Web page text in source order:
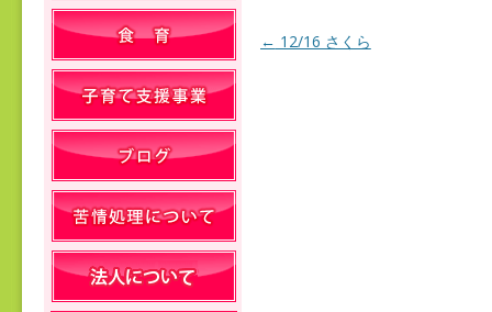
投稿ナビゲーション
← 12/16 さくら